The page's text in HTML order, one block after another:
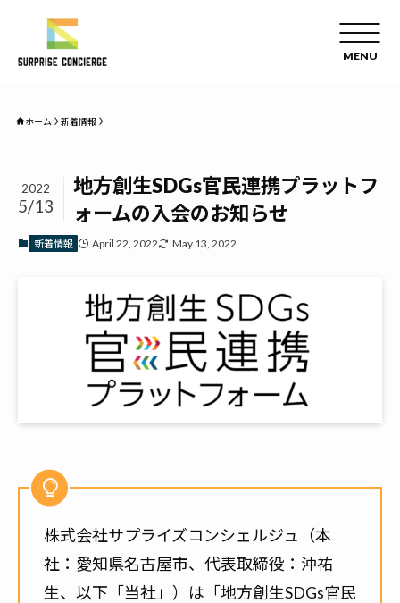
ホーム 新着情報
地方創生SDGs官民連携プラットフ
ォームの入会のお知らせ
2022
5/13
新着情報 April 22, 2022 May 13, 2022
株式会社サプライズコンシェルジュ（本
社：愛知県名古屋市、代表取締役：沖祐
生、以下「当社」）は「地方創生SDGs官民